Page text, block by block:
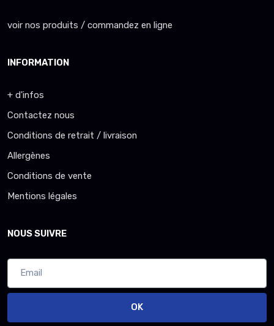
voir nos produits / commandez en ligne
INFORMATION
+ d'infos
Contactez nous
Conditions de retrait / livraison
Allergènes
Conditions de vente
Mentions légales
NOUS SUIVRE
OK